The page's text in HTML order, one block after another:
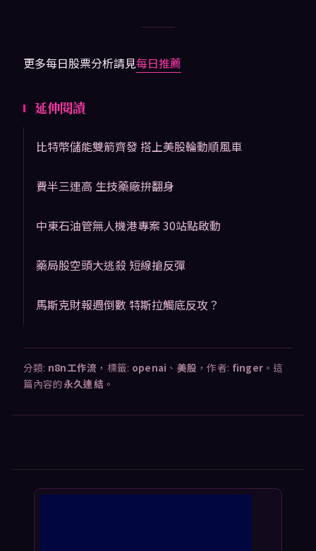
更多每日股票分析請見每日推薦
延伸閱讀
比特幣儲能雙箭齊發 搭上美股輪動順風車
費半三連高 生技藥廠拚翻身
中東石油管無人機港專案 30站點啟動
藥局股空頭大逃殺 短線搶反彈
馬斯克財報週倒數 特斯拉觸底反攻？
分類: n8n工作流 ，標籤: openai 、 美股 ，作者: finger 。這
篇內容的永久連結 。